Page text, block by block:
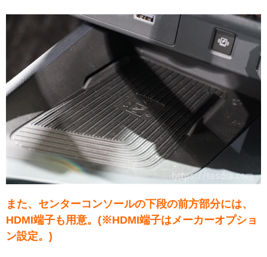
また、センターコンソールの下段の前方部分には、
HDMI端子も用意。(※HDMI端子はメーカーオプショ
ン設定。)